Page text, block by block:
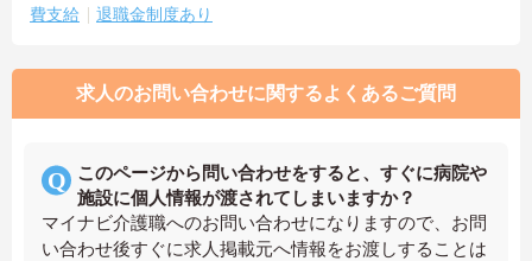
費支給
退職金制度あり
求人のお問い合わせに関するよくあるご質問
このページから問い合わせをすると、すぐに病院や
施設に個人情報が渡されてしまいますか？
マイナビ介護職へのお問い合わせになりますので、お問
い合わせ後すぐに求人掲載元へ情報をお渡しすることは